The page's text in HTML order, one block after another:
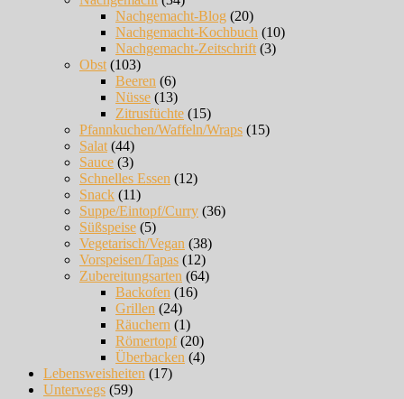
Nachgemacht-Blog (20)
Nachgemacht-Kochbuch (10)
Nachgemacht-Zeitschrift (3)
Obst (103)
Beeren (6)
Nüsse (13)
Zitrusfüchte (15)
Pfannkuchen/Waffeln/Wraps (15)
Salat (44)
Sauce (3)
Schnelles Essen (12)
Snack (11)
Suppe/Eintopf/Curry (36)
Süßspeise (5)
Vegetarisch/Vegan (38)
Vorspeisen/Tapas (12)
Zubereitungsarten (64)
Backofen (16)
Grillen (24)
Räuchern (1)
Römertopf(20)
Überbacken (4)
Lebensweisheiten (17)
Unterwegs (59)